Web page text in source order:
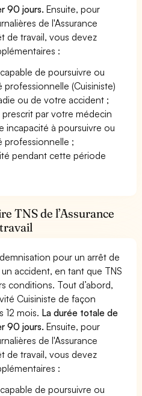
90 jours. Ensuite, pour
de l'Assurance
de travail, vous devez
:
de poursuivre ou
(Cuisiniste)
ou de votre accident ;
par votre médecin
incapacité à poursuivre ou
professionnelle ;
pendant cette période
TNS de l’Assurance
pour un arrêt de
accident, en tant que TNS
conditions. Tout d’abord,
Cuisiniste de façon
12 mois. La durée totale de
90 jours. Ensuite, pour
de l'Assurance
de travail, vous devez
:
de poursuivre ou